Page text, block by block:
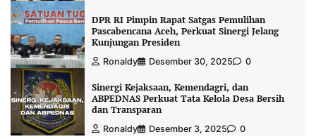
DPR RI Pimpin Rapat Satgas Pemulihan
Pascabencana Aceh, Perkuat Sinergi Jelang
Kunjungan Presiden
Ronaldy Desember 30, 2025 0
Sinergi Kejaksaan, Kemendagri, dan
ABPEDNAS Perkuat Tata Kelola Desa Bersih
dan Transparan
Ronaldy Desember 3, 2025 0